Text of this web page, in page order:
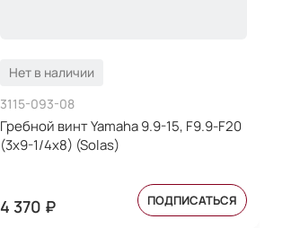
Нет в наличии
3115-093-08
Гребной винт Yamaha 9.9-15, F9.9-F20
(3x9-1/4x8) (Solas)
4 370 ₽ ПОДПИСАТЬСЯ